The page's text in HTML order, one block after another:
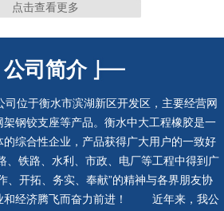
抗震支座
点击查看更多
公司简介
位于衡水市滨湖新区开发区，主要经营网
钢铰支座等产品。衡水中大工程橡胶是一
综合性企业，产品获得广大用户的一致好
路、水利、市政、电厂等工程中得到广
、开拓、务实、奉献”的精神与各界朋友协
和经济腾飞而奋力前进！ 近年来，我公